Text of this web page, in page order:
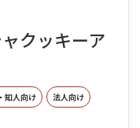
クッキーア
知人向け 法人向け